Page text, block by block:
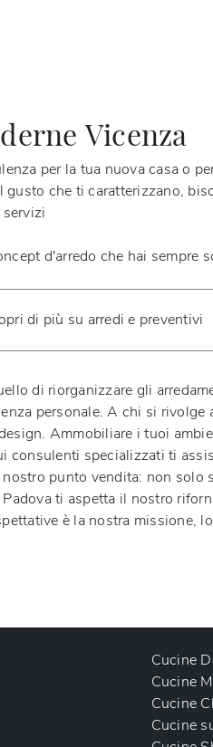
Vicenza
per la tua nuova casa o
gusto che ti caratterizzano,
d'arredo che hai
di più su arredi e preventivi
di riorganizzare gli
personale. A chi si
Ammobiliare i tuoi
consulenti specializzati ti
punto vendita: non
ti aspetta il nostro
è la nostra missione,
Cucine
Cucine
Cucine
Cucine